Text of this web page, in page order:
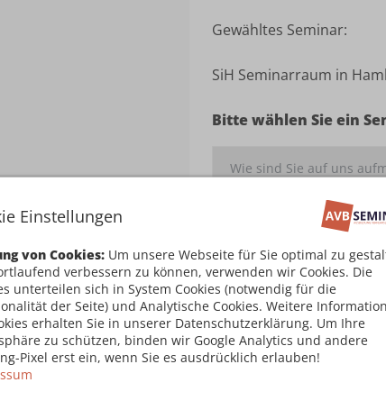
Einstellungen
von Cookies: Um unsere Webseite für Sie optimal zu
verbessern zu können, verwenden wir Cookies. Die
unterteilen sich in System Cookies (notwendig für die
der Seite) und Analytische Cookies. Weitere
erhalten Sie in unserer Datenschutzerklärung. Um Ihre
zu schützen, binden wir Google Analytics und andere
Pixel erst ein, wenn Sie es ausdrücklich erlauben!
Gewähltes Seminar:
SiH Seminarraum in
Bitte wählen Sie ein
damit einverstanden
Kostenpflichtig